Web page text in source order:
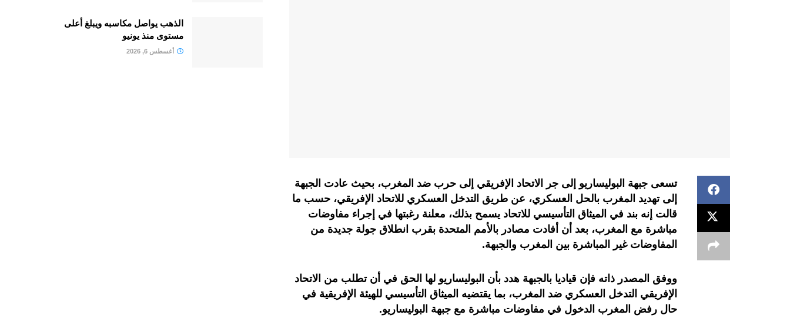
تسعى جبهة البوليساريو إلى جر الاتحاد الإفريقي إلى حرب ضد المغرب، بحيث عادت الجبهة
إلى تهديد المغرب بالحل العسكري، عن طريق التدخل العسكري للاتحاد الإفريقي، حسب ما
قالت إنه بند في الميثاق التأسيسي للاتحاد يسمح بذلك، معلنة رغبتها في إجراء مفاوضات
مباشرة مع المغرب، بعد أن أفادت مصادر بالأمم المتحدة بقرب انطلاق جولة جديدة من
المفاوضات غير المباشرة بين المغرب والجبهة.
ووفق المصدر ذاته فإن قياديا بالجبهة هدد بأن البوليساريو لها الحق في أن تطلب من الاتحاد
الإفريقي التدخل العسكري ضد المغرب، بما يقتضيه الميثاق التأسيسي للهيئة الإفريقية في
حال رفض المغرب الدخول في مفاوضات مباشرة مع جبهة البوليساريو.
الذهب يواصل مكاسبه ويبلغ أعلى
مستوى منذ يونيو
أغسطس 6, 2026